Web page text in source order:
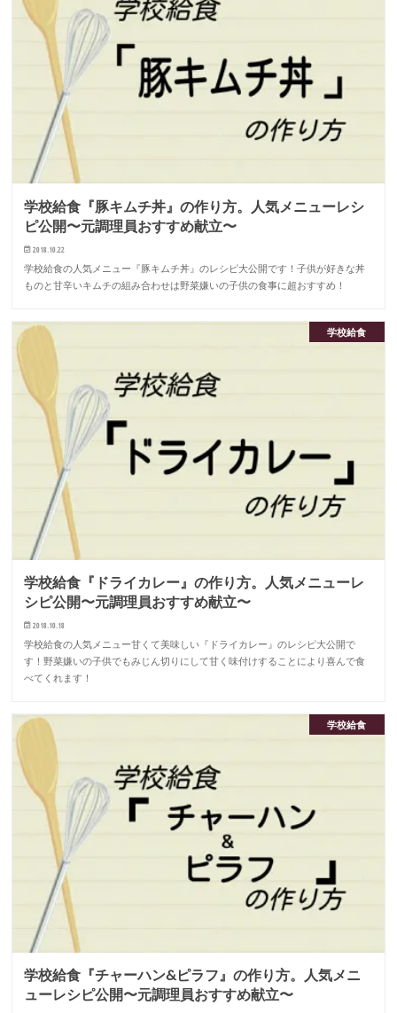
学校給食『豚キムチ丼』の作り方。人気メニューレシ
ピ公開〜元調理員おすすめ献立〜
2018.10.22
学校給食の人気メニュー『豚キムチ丼』のレシピ大公開です！子供が好きな丼
ものと甘辛いキムチの組み合わせは野菜嫌いの子供の食事に超おすすめ！
学校給食
学校給食『ドライカレー』の作り方。人気メニューレ
シピ公開〜元調理員おすすめ献立〜
2018.10.18
学校給食の人気メニュー甘くて美味しい『ドライカレー』のレシピ大公開で
す！野菜嫌いの子供でもみじん切りにして甘く味付けすることにより喜んで食
べてくれます！
学校給食
学校給食『チャーハン&ピラフ』の作り方。人気メニ
ューレシピ公開〜元調理員おすすめ献立〜